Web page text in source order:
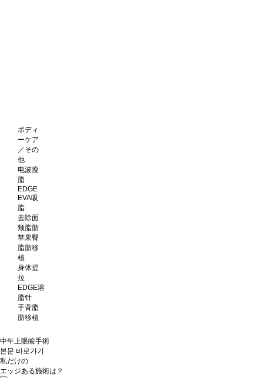
ボディ
ーケア
／その
他
电波瘦
脂
EDGE
EVA吸
脂
去除面
颊脂肪
苹果臀
脂肪移
植
身体提
拉
EDGE溶
脂针
手背脂
肪移植
中年上眼睑手術
본문 바로가기
私だけの
エッジある施術は？